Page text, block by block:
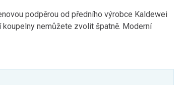
podpěrou od předního výrobce Kaldewei
nemůžete zvolit špatně. Moderní